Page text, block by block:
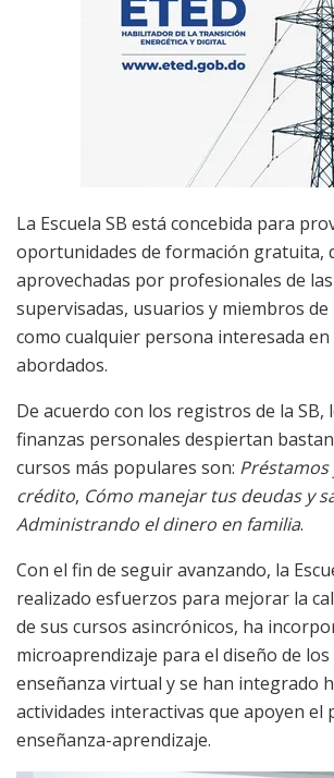
La Escuela SB está concebida para
oportunidades de formación gratuita,
aprovechadas por profesionales de
supervisadas, usuarios y miembros
como cualquier persona interesada en
abordados.
De acuerdo con los registros de la SB,
finanzas personales despiertan
cursos más populares son:
crédito, Cómo manejar tus deudas y
Administrando el dinero en familia.
Con el fin de seguir avanzando, la
realizado esfuerzos para mejorar la
de sus cursos asincrónicos, ha
microaprendizaje para el diseño de
enseñanza virtual y se han integrado
actividades interactivas que apoyen el
enseñanza-aprendizaje.